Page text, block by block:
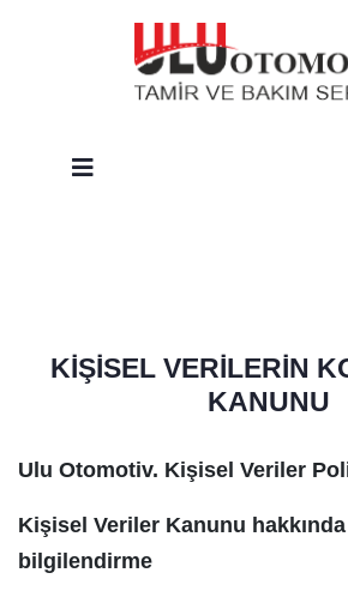
KİŞİSEL VERİLERİN
KANUNU
Ulu Otomotiv. Kişisel Veriler
Kişisel Veriler Kanunu hakkında
bilgilendirme